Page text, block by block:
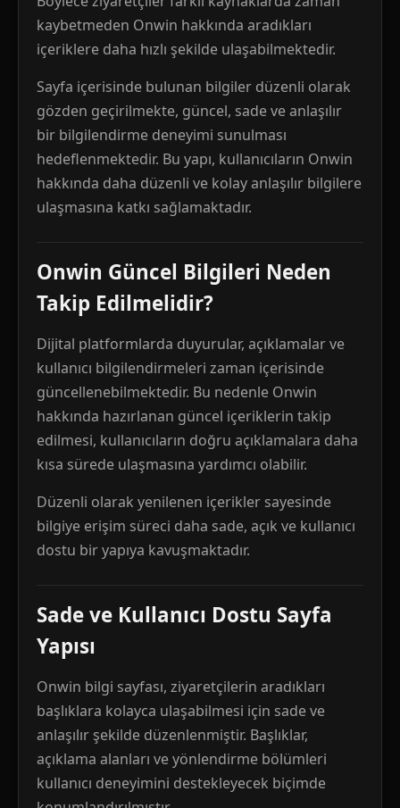
kaybetmeden Onwin hakkında aradıkları
içeriklere daha hızlı şekilde ulaşabilmektedir.
Sayfa içerisinde bulunan bilgiler düzenli olarak
gözden geçirilmekte, güncel, sade ve anlaşılır
bir bilgilendirme deneyimi sunulması
hedeflenmektedir. Bu yapı, kullanıcıların Onwin
hakkında daha düzenli ve kolay anlaşılır bilgilere
ulaşmasına katkı sağlamaktadır.
Onwin Güncel Bilgileri Neden
Takip Edilmelidir?
Dijital platformlarda duyurular, açıklamalar ve
kullanıcı bilgilendirmeleri zaman içerisinde
güncellenebilmektedir. Bu nedenle Onwin
hakkında hazırlanan güncel içeriklerin takip
edilmesi, kullanıcıların doğru açıklamalara daha
kısa sürede ulaşmasına yardımcı olabilir.
Düzenli olarak yenilenen içerikler sayesinde
bilgiye erişim süreci daha sade, açık ve kullanıcı
dostu bir yapıya kavuşmaktadır.
Sade ve Kullanıcı Dostu Sayfa
Yapısı
Onwin bilgi sayfası, ziyaretçilerin aradıkları
başlıklara kolayca ulaşabilmesi için sade ve
anlaşılır şekilde düzenlenmiştir. Başlıklar,
açıklama alanları ve yönlendirme bölümleri
kullanıcı deneyimini destekleyecek biçimde